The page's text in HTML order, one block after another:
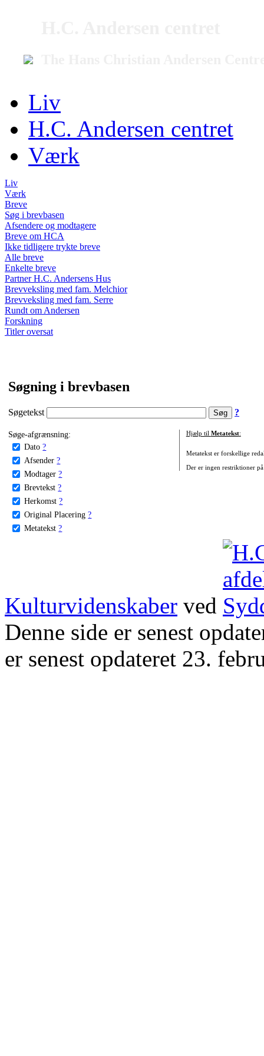
Liv
H.C. Andersen centret
Værk
Liv
Værk
Breve
Søg i brevbasen
Afsendere og modtagere
Breve om HCA
Ikke tidligere trykte breve
Alle breve
Enkelte breve
Partner H.C. Andersens Hus
Brevveksling med fam. Melchior
Brevveksling med fam. Serre
Rundt om Andersen
Forskning
Titler oversat
Søgning i brevbasen
Søgetekst ?
Søge-afgrænsning:
Dato ?
Afsender ?
Modtager ?
Brevtekst ?
Herkomst ?
Original Placering ?
Metatekst ?
Hjælp til Metatekst:
Metatekst er forskellige
Der er ingen restriktioner
Kulturvidenskaber ved
Denne side er senest
er senest opdateret 23.